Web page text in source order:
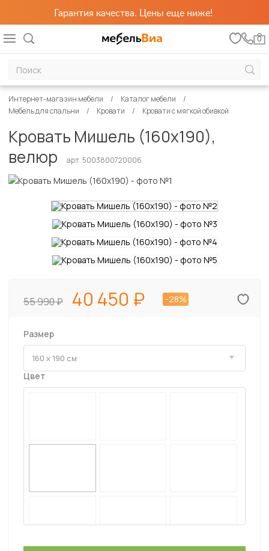
Гарантия качества. Цены еще ниже!
0
Интернет-магазин мебели
Каталог мебели
Мебель для спальни
Кровати Кровати с мягкой обивкой
Кровать Мишель (160х190),
велюр
арт. 5003800720006
55 990 40 450 -28%
Размер
Цвет